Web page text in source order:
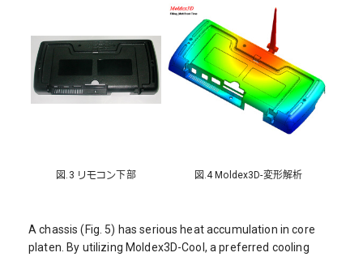
図.3 リモコン下部 図.4 Moldex3D-変形解析
A chassis (Fig. 5) has serious heat accumulation in core
platen. By utilizing Moldex3D-Cool, a preferred cooling